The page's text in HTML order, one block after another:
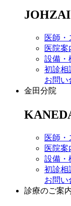
医師・
医院案
設備・
初診相
お問い
金田分院
医師・
医院案
設備・
初診相
お問い
診療のご案